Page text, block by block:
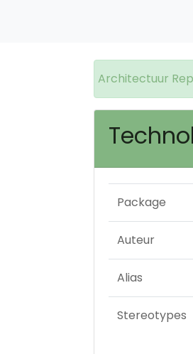
Architectuur
Package
Auteur
Alias
Stereotypes